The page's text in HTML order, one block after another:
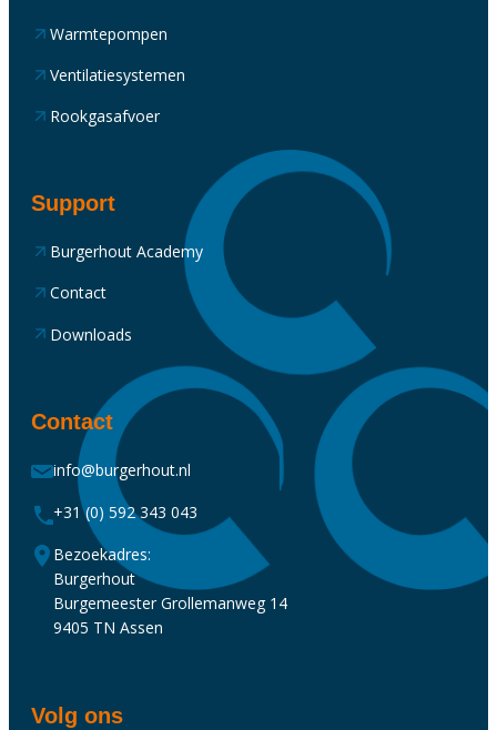
Warmtepompen
Ventilatiesystemen
Rookgasafvoer
Support
Burgerhout Academy
Contact
Downloads
Contact
info@burgerhout.nl
+31 (0) 592 343 043
Bezoekadres:
Burgerhout
Burgemeester Grollemanweg 14
9405 TN Assen
Volg ons